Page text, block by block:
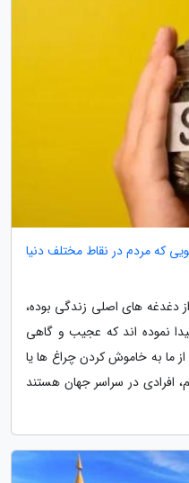
که مردم در نقاط مختلف دنیا
دغدغه های اصلی زندگی بوده،
نموده اند که عجیب و گاهی
ما به خاموش کردن چراغ ها یا
افرادی در سراسر جهان هستند